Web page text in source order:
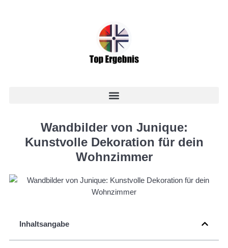
Wandbilder von Junique:
Kunstvolle Dekoration für dein
Wohnzimmer
Inhaltsangabe